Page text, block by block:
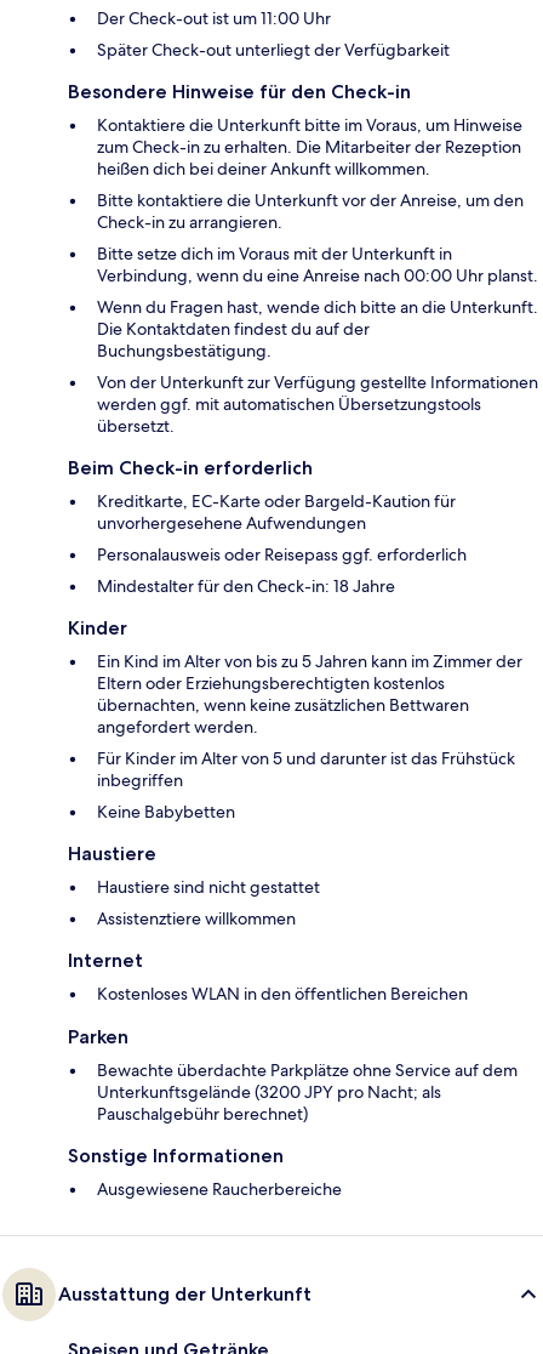
Der Check-out ist um 11:00 Uhr
Später Check-out unterliegt der Verfügbarkeit
Besondere Hinweise für den Check-in
Kontaktiere die Unterkunft bitte im Voraus, um Hinweise
zum Check-in zu erhalten. Die Mitarbeiter der Rezeption
heißen dich bei deiner Ankunft willkommen.
Bitte kontaktiere die Unterkunft vor der Anreise, um den
Check-in zu arrangieren.
Bitte setze dich im Voraus mit der Unterkunft in
Verbindung, wenn du eine Anreise nach 00:00 Uhr planst.
Wenn du Fragen hast, wende dich bitte an die Unterkunft.
Die Kontaktdaten findest du auf der
Buchungsbestätigung.
Von der Unterkunft zur Verfügung gestellte Informationen
werden ggf. mit automatischen Übersetzungstools
übersetzt.
Beim Check-in erforderlich
Kreditkarte, EC-Karte oder Bargeld-Kaution für
unvorhergesehene Aufwendungen
Personalausweis oder Reisepass ggf. erforderlich
Mindestalter für den Check-in: 18 Jahre
Kinder
Ein Kind im Alter von bis zu 5 Jahren kann im Zimmer der
Eltern oder Erziehungsberechtigten kostenlos
übernachten, wenn keine zusätzlichen Bettwaren
angefordert werden.
Für Kinder im Alter von 5 und darunter ist das Frühstück
inbegriffen
Keine Babybetten
Haustiere
Haustiere sind nicht gestattet
Assistenztiere willkommen
Internet
Kostenloses WLAN in den öffentlichen Bereichen
Parken
Bewachte überdachte Parkplätze ohne Service auf dem
Unterkunftsgelände (3200 JPY pro Nacht; als
Pauschalgebühr berechnet)
Sonstige Informationen
Ausgewiesene Raucherbereiche
Ausstattung der Unterkunft